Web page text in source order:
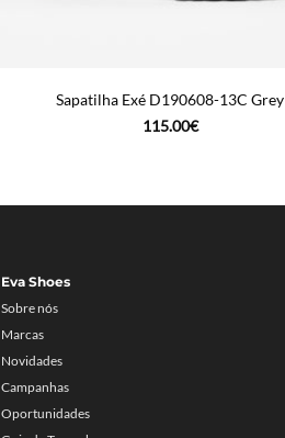
Sapatilha Exé D190608-13C Grey
115.00€
Eva Shoes
Sobre nós
Marcas
Novidades
Campanhas
Oportunidades